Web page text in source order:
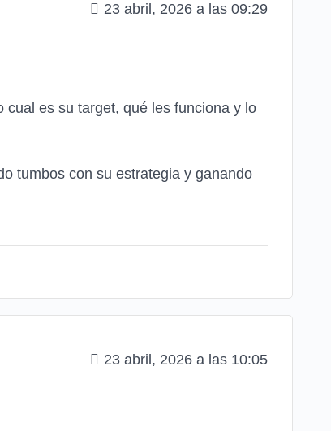
23 abril, 2026 a las 09:29
es su target, qué les funciona y lo
tumbos con su estrategia y ganando
23 abril, 2026 a las 10:05